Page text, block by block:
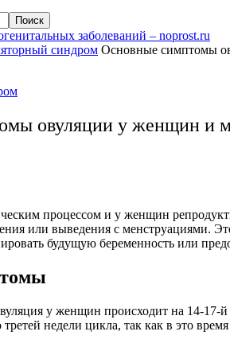
заболеваний – noprost.ru
синдром Основные симптомы
овуляции у женщин и
процессом и у женщин
или выведения с менструациями.
будущую беременность или
у женщин происходит на 14-17-
третей недели цикла, так как в это